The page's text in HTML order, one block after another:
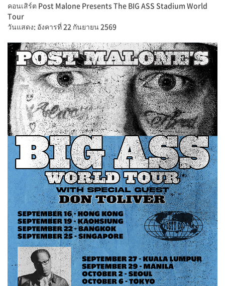
คอนเสิร์ต Post Malone Presents The BIG ASS Stadium World
Tour
วันแสดง: อังคารที่ 22 กันยายน 2569